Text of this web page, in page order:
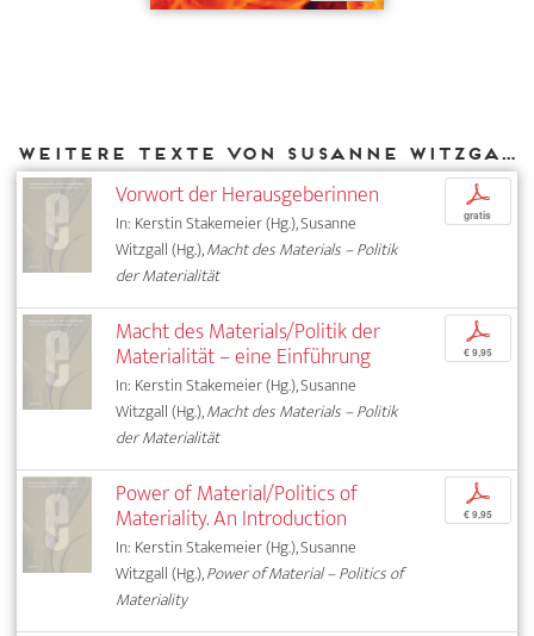
Weitere Texte von Susanne Witzgall bei DIAPHANES
Vorwort der Herausgeberinnen
In: Kerstin Stakemeier (Hg.), Susanne
Witzgall (Hg.),Macht des Materials – Politik
der Materialität
p
gratis
Macht des Materials/Politik der
Materialität – eine Einführung
In: Kerstin Stakemeier (Hg.), Susanne
Witzgall (Hg.),Macht des Materials – Politik
der Materialität
p
€ 9,95
Power of Material/Politics of
Materiality. An Introduction
In: Kerstin Stakemeier (Hg.), Susanne
Witzgall (Hg.),Power of Material – Politics of
Materiality
p
€ 9,95